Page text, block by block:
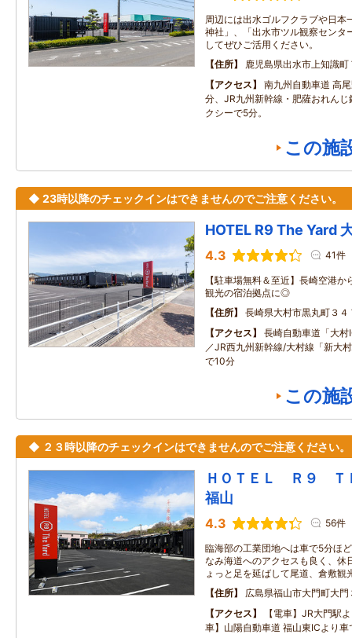
周辺には出水ゴルフクラブや日本
神社」、「出水市ツル観察センタ
してぜひご活用ください。
住所
鹿児島県出水市上知識町
アクセス
南九州自動車道 高
分、JR九州新幹線・肥薩おれん
クシーで5分。
この施
◆ 23時以降のチェックインはできませんのでご注意ください。
HOTEL R9 The Yard
4.3 41件
【駐車場無料＆至近】長崎空港
観光の宿泊拠点に◎
住所
長崎県大村市黒丸町３４
アクセス
長崎自動車道「大
／JR西九州新幹線/大村線「新大
で10分
この施
◆ ２３時以降のチェックインはできませんのでご注意ください。
ＨＯＴＥＬ Ｒ９
福山
4.3 56件
臨海部の工業団地へは車で5分ほ
なみ海道へのアクセスも良く、休
ょっと足を延ばして尾道、倉敷観
住所
広島県福山市大門町大門
アクセス
【電車】JR大門駅
車】山陽自動車道 福山東ICより車